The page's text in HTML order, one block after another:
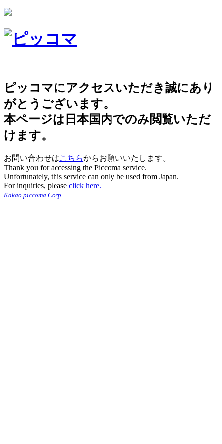
ピッコマにアクセスいただき誠にあり
がとうございます。
本ページは日本国内でのみ閲覧いただ
けます。
お問い合わせはこちらからお願いいたします。
Thank you for accessing the Piccoma service.
Unfortunately, this service can only be used from Japan.
For inquiries, please click here.
Kakao piccoma Corp.